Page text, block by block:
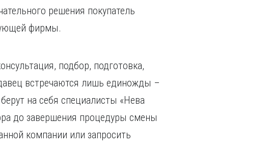
решения покупатель
фирмы.
подбор, подготовка,
встречаются лишь единожды –
на себя специалисты «Нева
до завершения процедуры смены
компании или запросить